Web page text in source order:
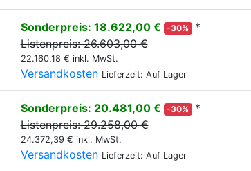
Sonderpreis: 18.622,00 € -30%
*
Listenpreis: 26.603,00 €
22.160,18 € inkl. MwSt.
Versandkosten Lieferzeit: Auf Lager
Sonderpreis: 20.481,00 € -30%
*
Listenpreis: 29.258,00 €
24.372,39 € inkl. MwSt.
Versandkosten Lieferzeit: Auf Lager